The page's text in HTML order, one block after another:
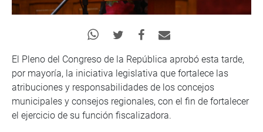
El Pleno del Congreso de la República aprobó esta tarde,
por mayoría, la iniciativa legislativa que fortalece las
atribuciones y responsabilidades de los concejos
municipales y consejos regionales, con el fin de fortalecer
el ejercicio de su función fiscalizadora.